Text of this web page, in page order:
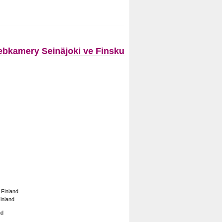
Seinäjoki ve Finsku